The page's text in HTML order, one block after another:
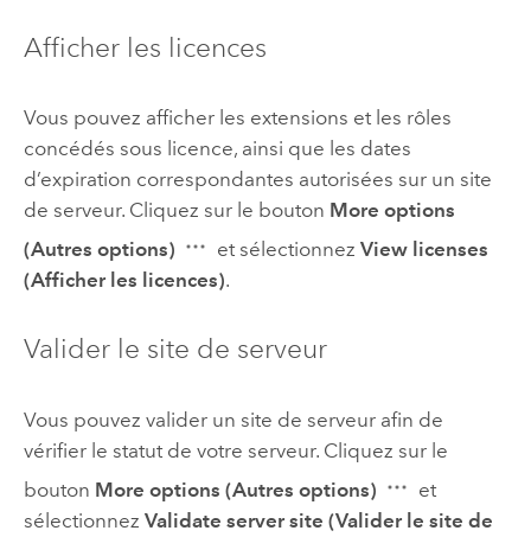
Afficher les licences
Vous pouvez afficher les extensions et les rôles
concédés sous licence, ainsi que les dates
d’expiration correspondantes autorisées sur un site
de serveur. Cliquez sur le bouton More options
(Autres options)
et sélectionnez View licenses
(Afficher les licences).
Valider le site de serveur
Vous pouvez valider un site de serveur afin de
vérifier le statut de votre serveur. Cliquez sur le
bouton More options (Autres options)
et
sélectionnez Validate server site (Valider le site de